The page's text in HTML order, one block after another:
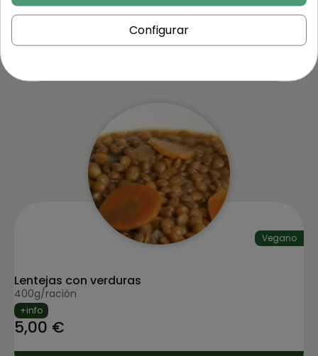
+info
Vegano
Lentejas con verduras
400g/ración
+info
5,00 €
Configurar